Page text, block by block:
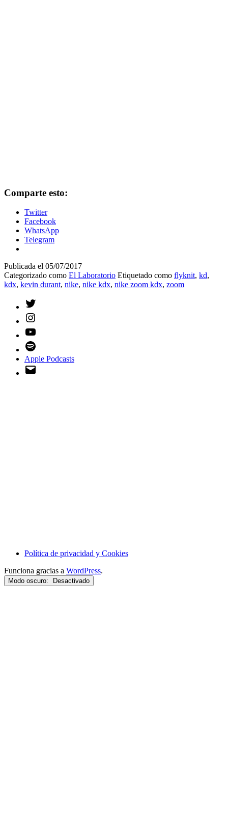
Comparte esto:
Twitter
Facebook
WhatsApp
Telegram
Publicada el 05/07/2017
Categorizado como El Laboratorio Etiquetado como flyknit, kd,
kdx, kevin durant, nike, nike kdx, nike zoom kdx, zoom
Apple Podcasts
Política de privacidad y Cookies
Funciona gracias a WordPress.
Modo oscuro: